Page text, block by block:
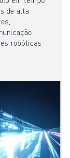
de alta
robóticas